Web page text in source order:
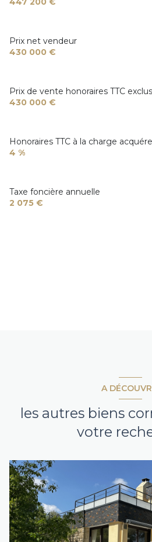
Prix net vendeur
430 000 €
Prix de vente honoraires TTC exclus
430 000 €
Honoraires TTC à la charge
4 %
Taxe foncière annuelle
2 075 €
A
les autres biens
votre